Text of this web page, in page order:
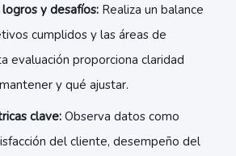
y desafíos: Realiza un balance
cumplidos y las áreas de
evaluación proporciona claridad
y qué ajustar.
clave: Observa datos como
del cliente, desempeño del